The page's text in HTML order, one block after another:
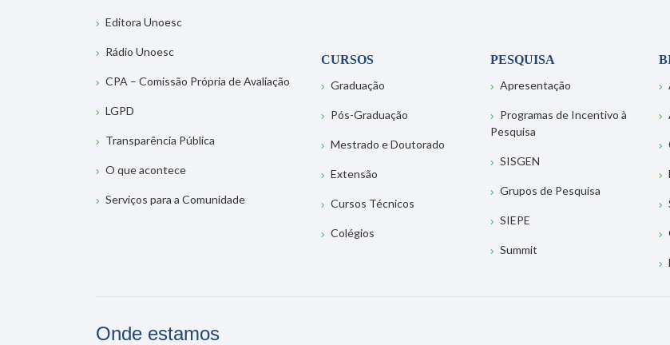
Editora Unoesc
Rádio Unoesc
CPA – Comissão Própria de Avaliação
LGPD
Transparência Pública
O que acontece
Serviços para a Comunidade
CURSOS
Graduação
Pós-Graduação
Mestrado e Doutorado
Extensão
Cursos Técnicos
Colégios
PESQUISA
Apresentação
Programas de Incentivo à
Pesquisa
SISGEN
Grupos de Pesquisa
SIEPE
Summit
Onde estamos